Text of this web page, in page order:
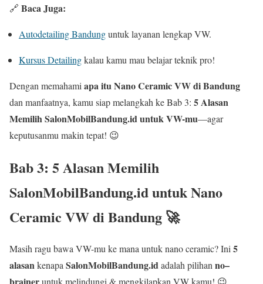
🔗 Baca Juga:
Autodetailing Bandunguntuk layanan lengkap VW.
Kursus Detailingkalau kamu mau belajar teknik pro!
Dengan memahami apa itu Nano Ceramic VW di Bandung
dan manfaatnya, kamu siap melangkah ke Bab 3: 5 Alasan
Memilih SalonMobilBandung.id untuk VW-mu—agar
keputusanmu makin tepat! 😉
Bab 3: 5 Alasan Memilih
SalonMobilBandung.iduntukNano
Ceramic VW di Bandung 🚀
Masih ragu bawa VW-mu ke mana untuk nano ceramic? Ini5
alasankenapaSalonMobilBandung.idadalah pilihanno–